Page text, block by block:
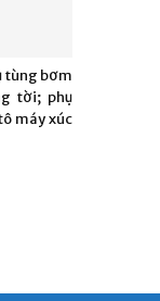
tùng bơm
tời; phụ
máy xúc